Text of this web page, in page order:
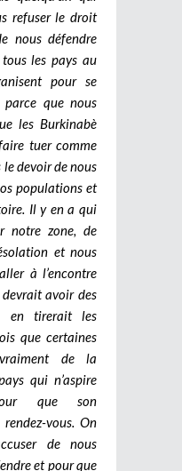
refuser le droit
nous défendre
les pays au
pour se
parce que nous
les Burkinabè
tuer comme
le devoir de nous
populations et
Il y en a qui
notre zone, de
et nous
à l’encontre
avoir des
en tirerait les
que certaines
de la
qui n’aspire
que son
vous. On
de nous
et pour que